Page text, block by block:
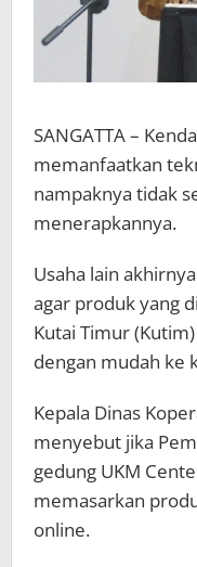
SANGATTA –
memanfaatkan
nampaknya tidak
menerapkannya.
Usaha lain
agar produk yang
Kutai Timur
dengan mudah ke
Kepala Dinas
menyebut jika
gedung UKM
memasarkan
online.